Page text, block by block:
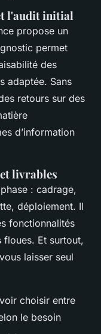
l'audit initial
propose un
permet
des
adaptée. Sans
retours sur des
d’information
livrables
: cadrage,
déploiement. Il
fonctionnalités
floues. Et surtout,
laisser seul
choisir entre
le besoin